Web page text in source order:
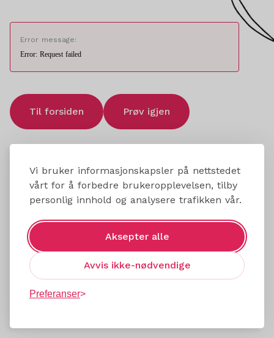
Vi bruker informasjonskapsler på nettstedet
vårt for å forbedre brukeropplevelsen, tilby
personlig innhold og analysere trafikken vår.
Aksepter alle
Avvis ikke-nødvendige
Preferanser
Error message:
Error: Request failed
Til forsiden Prøv igjen